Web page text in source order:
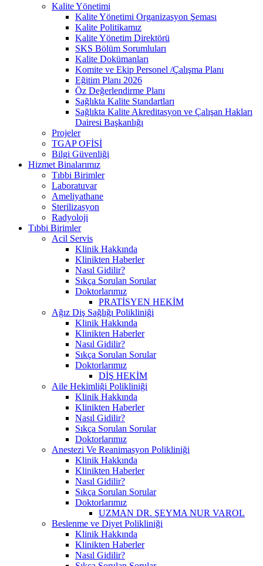
Kalite Yönetimi
Kalite Yönetimi Organizasyon Şeması
Kalite Politikamız
Kalite Yönetim Direktörü
SKS Bölüm Sorumluları
Kalite Dokümanları
Komite ve Ekip Personel /Çalışma Planı
Eğitim Planı 2026
Öz Değerlendirme Planı
Sağlıkta Kalite Standartları
Sağlıkta Kalite Akreditasyon ve Çalışan Hakları
Dairesi Başkanlığı
Projeler
TGAP OFİSİ
Bilgi Güvenliği
Hizmet Binalarımız
Tıbbi Birimler
Laboratuvar
Ameliyathane
Sterilizasyon
Radyoloji
Tıbbi Birimler
Acil Servis
Klinik Hakkında
Klinikten Haberler
Nasıl Gidilir?
Sıkça Sorulan Sorular
Doktorlarımız
PRATİSYEN HEKİM
Ağız Diş Sağlığı Polikliniği
Klinik Hakkında
Klinikten Haberler
Nasıl Gidilir?
Sıkça Sorulan Sorular
Doktorlarımız
DİŞ HEKİM
Aile Hekimliği Polikliniği
Klinik Hakkında
Klinikten Haberler
Nasıl Gidilir?
Sıkça Sorulan Sorular
Doktorlarımız
Anestezi Ve Reanimasyon Polikliniği
Klinik Hakkında
Klinikten Haberler
Nasıl Gidilir?
Sıkça Sorulan Sorular
Doktorlarımız
UZMAN DR. ŞEYMA NUR VAROL
Beslenme ve Diyet Polikliniği
Klinik Hakkında
Klinikten Haberler
Nasıl Gidilir?